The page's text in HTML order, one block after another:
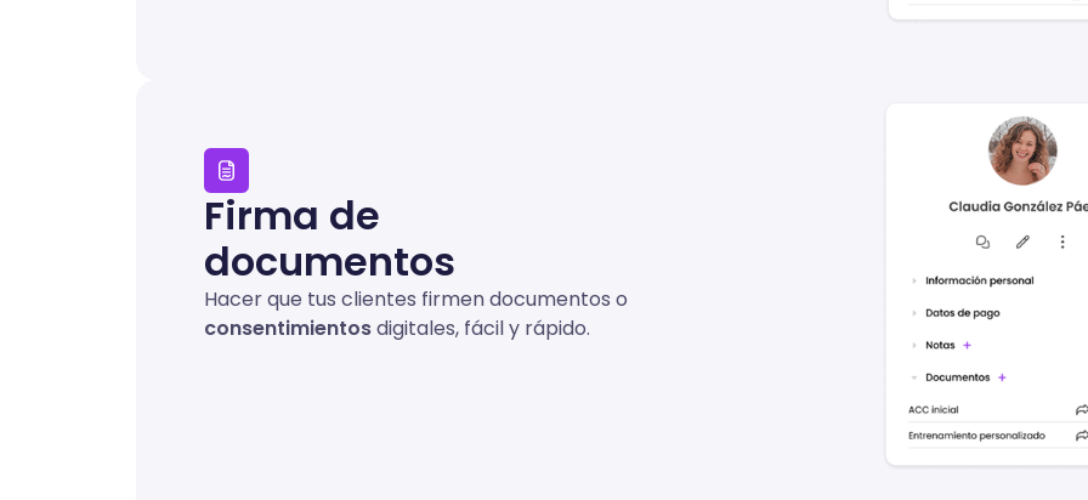
Firma de
documentos
Hacer que tus clientes firmen documentos o
consentimientosdigitales, fácil y rápido.